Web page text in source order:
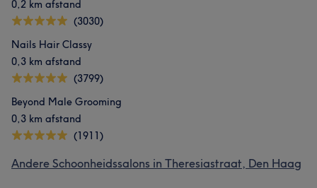
0,2 km afstand
(3030)
Nails Hair Classy
0,3 km afstand
(3799)
Beyond Male Grooming
0,3 km afstand
(1911)
Andere Schoonheidssalons in Theresiastraat, Den Haag